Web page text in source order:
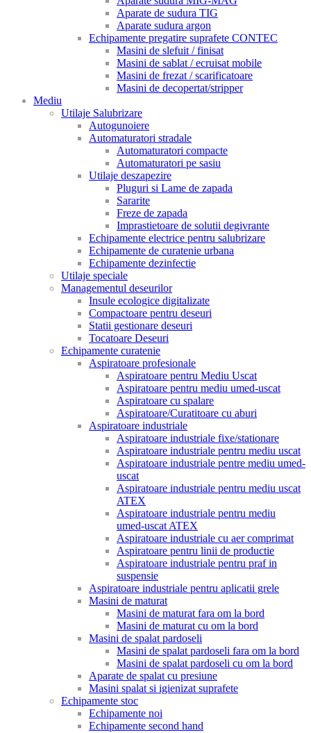
Aparate de sudura TIG
Aparate sudura argon
Echipamente pregatire suprafete CONTEC
Masini de slefuit / finisat
Masini de sablat / ecruisat mobile
Masini de frezat / scarificatoare
Masini de decopertat/stripper
Mediu
Utilaje Salubrizare
Autogunoiere
Automaturatori stradale
Automaturatori compacte
Automaturatori pe sasiu
Utilaje deszapezire
Pluguri si Lame de zapada
Sararite
Freze de zapada
Imprastietoare de solutii degivrante
Echipamente electrice pentru salubrizare
Echipamente de curatenie urbana
Echipamente dezinfectie
Utilaje speciale
Managementul deseurilor
Insule ecologice digitalizate
Compactoare pentru deseuri
Statii gestionare deseuri
Tocatoare Deseuri
Echipamente curatenie
Aspiratoare profesionale
Aspiratoare pentru Mediu Uscat
Aspiratoare pentru mediu umed-uscat
Aspiratoare cu spalare
Aspiratoare/Curatitoare cu aburi
Aspiratoare industriale
Aspiratoare industriale fixe/stationare
Aspiratoare industriale pentru mediu uscat
Aspiratoare industriale pentre mediu umed-
uscat
Aspiratoare industriale pentru mediu uscat
ATEX
Aspiratoare industriale pentru mediu
umed-uscat ATEX
Aspiratoare industriale cu aer comprimat
Aspiratoare pentru linii de productie
Aspiratoare industriale pentru praf in
suspensie
Aspiratoare industriale pentru aplicatii grele
Masini de maturat
Masini de maturat fara om la bord
Masini de maturat cu om la bord
Masini de spalat pardoseli
Masini de spalat pardoseli fara om la bord
Masini de spalat pardoseli cu om la bord
Aparate de spalat cu presiune
Masini spalat si igienizat suprafete
Echipamente stoc
Echipamente noi
Echipamente second hand